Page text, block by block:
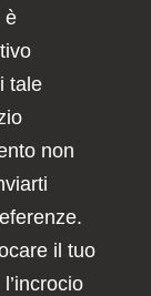
è
tale
non
il tuo